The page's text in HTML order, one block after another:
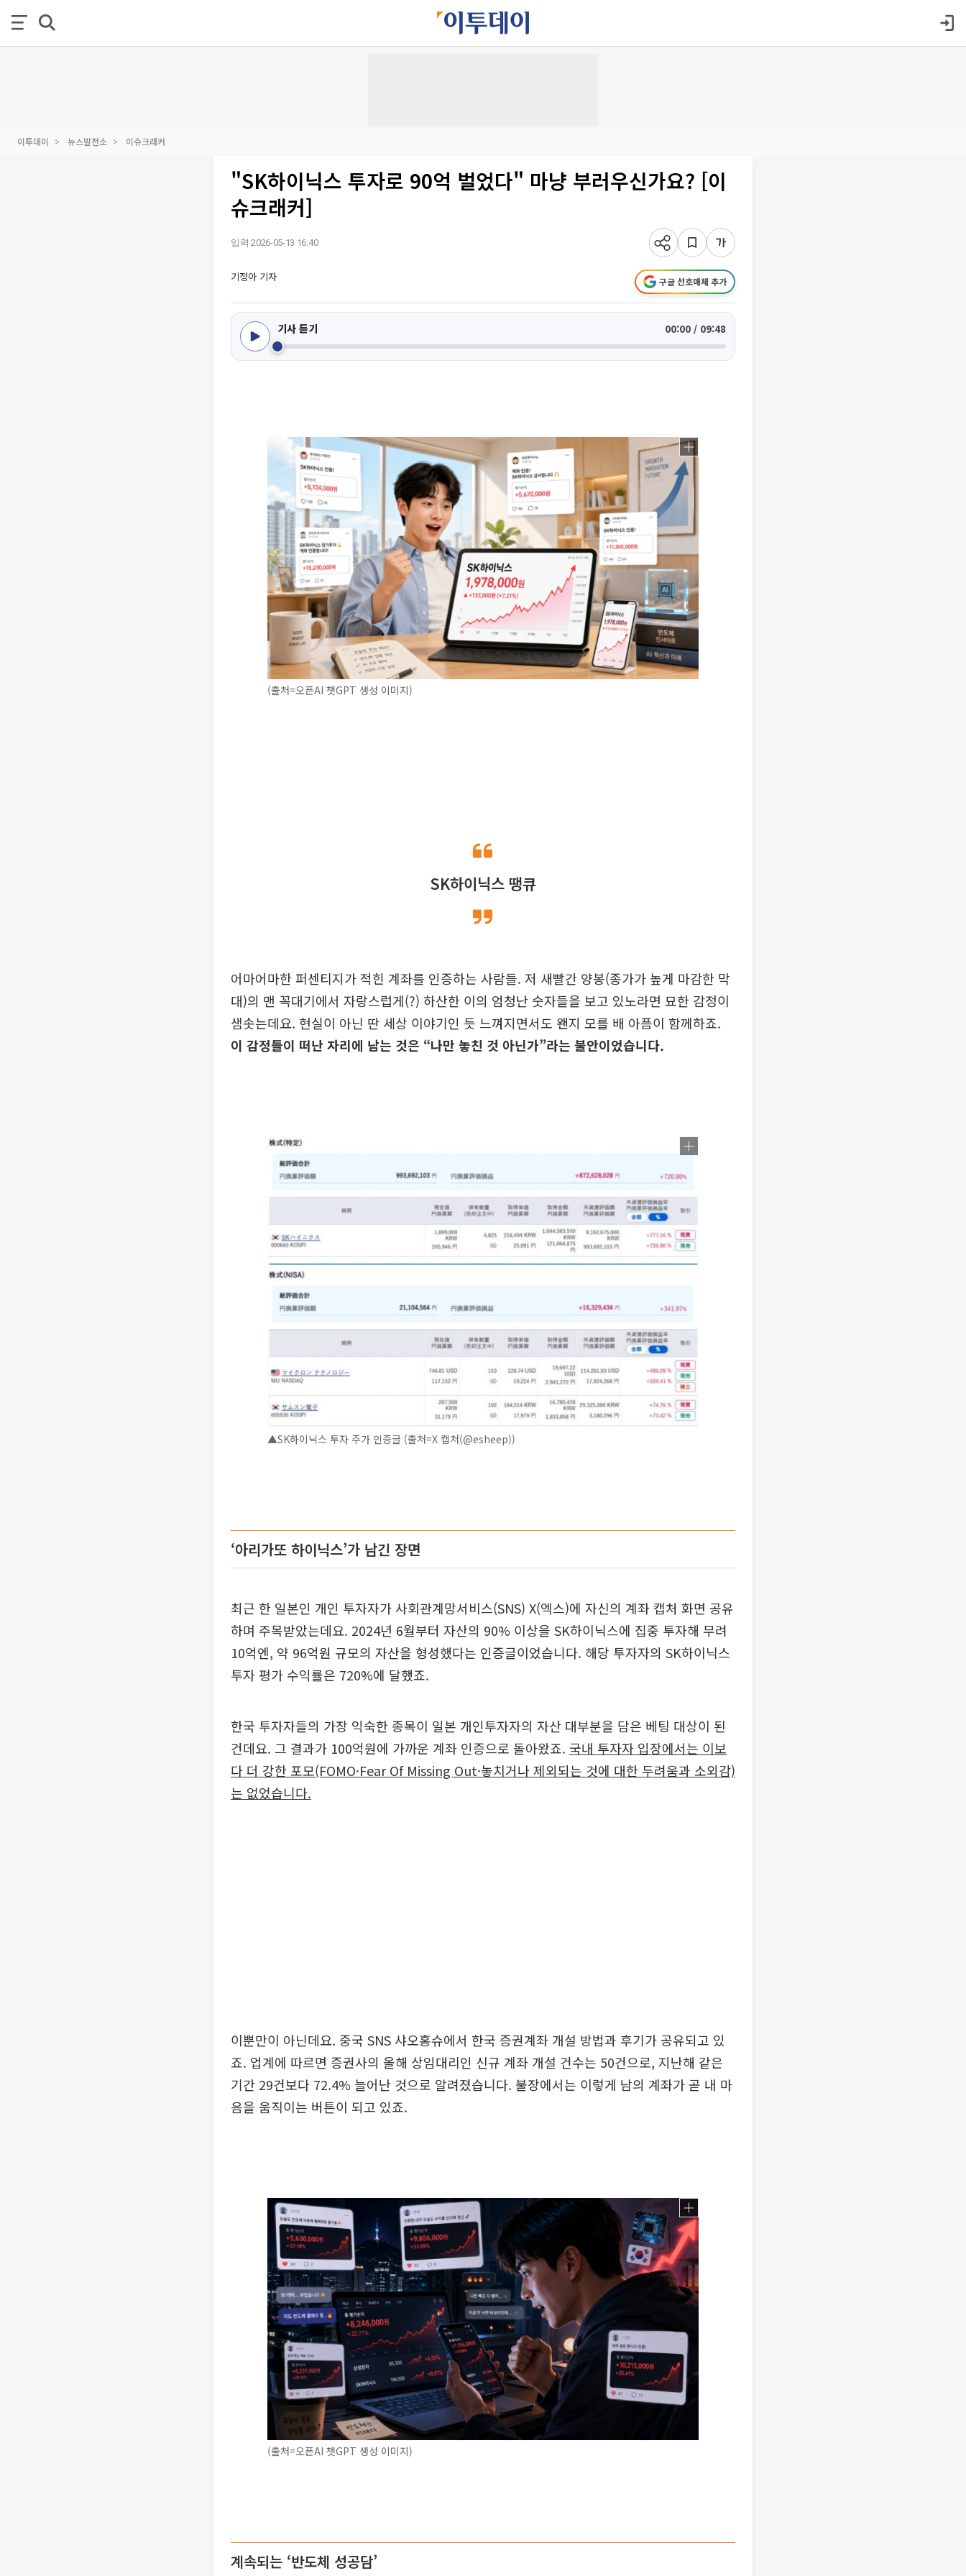
이투데이 뉴스발전소 이슈크래커
"SK하이닉스 투자로 90억 벌었다" 마냥 부러우신가요? [이
슈크래커]
입력 2026-05-13 16:40
기정아 기자 구글 선호매체 추가
기사 듣기 00:00 / 09:48
(출처=오픈AI 챗GPT 생성 이미지)
SK하이닉스 땡큐
어마어마한 퍼센티지가 적힌 계좌를 인증하는 사람들. 저 새빨간 양봉(종가가 높게 마감한 막
대)의 맨 꼭대기에서 자랑스럽게(?) 하산한 이의 엄청난 숫자들을 보고 있노라면 묘한 감정이
샘솟는데요. 현실이 아닌 딴 세상 이야기인 듯 느껴지면서도 왠지 모를 배 아픔이 함께하죠.
이 감정들이 떠난 자리에 남는 것은 “나만 놓친 것 아닌가”라는 불안이었습니다.
▲SK하이닉스 투자 주가 인증글 (출처=X 캡처(@esheep))
‘아리가또 하이닉스’가 남긴 장면
최근 한 일본인 개인 투자자가 사회관계망서비스(SNS) X(엑스)에 자신의 계좌 캡처 화면 공유
하며 주목받았는데요. 2024년 6월부터 자산의 90% 이상을 SK하이닉스에 집중 투자해 무려
10억엔, 약 96억원 규모의 자산을 형성했다는 인증글이었습니다. 해당 투자자의 SK하이닉스
투자 평가 수익률은 720%에 달했죠.
한국 투자자들의 가장 익숙한 종목이 일본 개인투자자의 자산 대부분을 담은 베팅 대상이 된
건데요. 그 결과가 100억원에 가까운 계좌 인증으로 돌아왔죠. 국내 투자자 입장에서는 이보
다 더 강한 포모(FOMO·Fear Of Missing Out·놓치거나 제외되는 것에 대한 두려움과 소외감)
는 없었습니다.
이뿐만이 아닌데요. 중국 SNS 샤오홍슈에서 한국 증권계좌 개설 방법과 후기가 공유되고 있
죠. 업계에 따르면 증권사의 올해 상임대리인 신규 계좌 개설 건수는 50건으로, 지난해 같은
기간 29건보다 72.4% 늘어난 것으로 알려졌습니다. 불장에서는 이렇게 남의 계좌가 곧 내 마
음을 움직이는 버튼이 되고 있죠.
(출처=오픈AI 챗GPT 생성 이미지)
계속되는 ‘반도체 성공담’